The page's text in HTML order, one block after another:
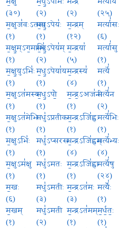
(३०)
म॒क्षुज॑वःऽतमा
(१)
म॒क्षु॒म्ऽग॒माभिः॑
(१)
म॒क्षु॒युऽभिः॑
(१)
म॒क्षुऽत॑मस्य
(१)
म॒क्षुऽत॑मेभिः
(१)
म॒क्षुऽभिः॑
(१)
म॒क्षुऽम॑क्षु
(१)
म॒खः
(६)
म॒खम्
(१)
(२)
म॒धु॒ऽपेयः॑
(१)
म॒धु॒ऽपेय॑म्
(२)
म॒धु॒ऽपेया॑य
(१)
म॒धु॒ऽपौ॒
(१)
मधु॑ऽप्रतीकः
(१)
मधु॑ऽप्सरसः
(१)
मधु॑ऽमतः
(१)
मधु॑ऽमतीः
(३)
मधु॑ऽमती
(२)
(२)
म॒न्द्रम्
(१२)
म॒न्द्रया॑
(५)
म॒न्द्रस्य॑
(४)
म॒न्द्र॒ऽअज॑नी
(१)
म॒न्द्रऽजि॑ह्वः
(१)
म॒न्द्रऽजि॑ह्वम्
(४)
म॒न्द्रऽजि॑ह्वा
(१)
म॒न्द्रऽत॑मः
(३)
म॒न्द्रऽत॑मम्
(१)
(२५)
मर्त्या॑सः
(६)
मर्त्या॑सु
(१)
मर्त्ये॑
(१)
मर्त्ये॑न
(२)
मर्त्ये॑भिः
(१)
मर्त्ये॑भ्यः
(४)
मर्त्ये॑षु
(२४)
मर्त्यैः॑
(१)
म॒र्ध॒तः॒
(१)